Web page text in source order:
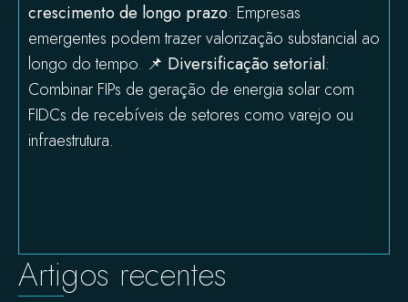
crescimento de longo prazo: Empresas
emergentes podem trazer valorização substancial ao
longo do tempo. 📌 Diversificação setorial:
Combinar FIPs de geração de energia solar com
FIDCs de recebíveis de setores como varejo ou
infraestrutura.
Artigos recentes